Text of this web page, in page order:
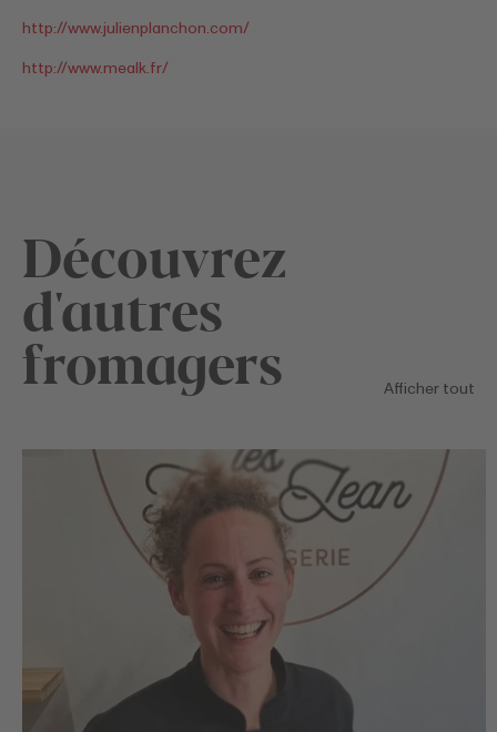
http://www.julienplanchon.com/
http://www.mealk.fr/
Découvrez
d'autres
fromagers Afficher tout